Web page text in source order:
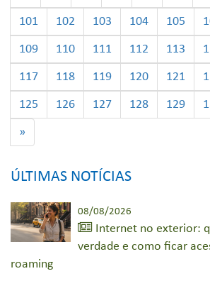
101 102 103 104 105
109 110 111 112 113
117 118 119 120 121
125 126 127 128 129
»
ÚLTIMAS NOTÍCIAS
08/08/2026
Internet no exterior:
verdade e como ficar
roaming